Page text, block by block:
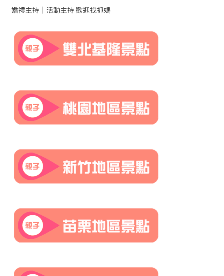
婚禮主持｜活動主持 歡迎找抓媽